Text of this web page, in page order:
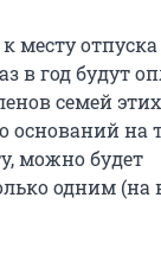
месту
в год будут
семей
оснований на
можно будет
одним (на